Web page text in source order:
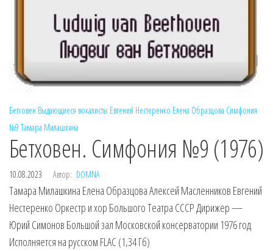
Бетховен Выдающиеся вокалисты Евгений Нестеренко Елена Образцова Симфония
№9 Тамара Милашкина
Бетховен. Симфония №9 (1976)
10.08.2023 Автор: DOMNA
Тамара Милашкина Елена Образцова Алексей Масленников Eвгений
Нестеренко Оркестр и хор Большого Театра СССР Дирижер —
Юрий Симонов Большой зал Московской консерватории 1976 год
Исполняется на русском FLAC (1,34 Гб)